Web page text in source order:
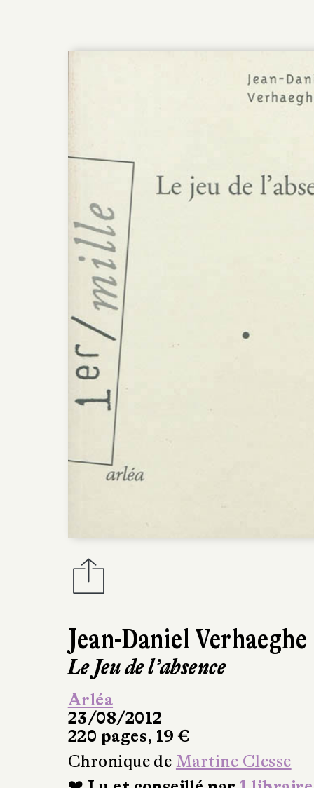
Jean-Daniel Verhaeghe
Le Jeu de l’absence
Arléa
23/08/2012
220 pages, 19 €
Chronique de Martine Clesse